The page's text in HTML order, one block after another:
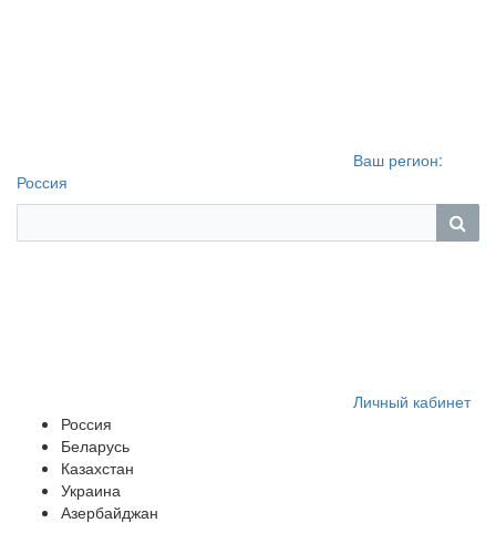
Ваш регион:
Россия
Личный кабинет
Россия
Беларусь
Казахстан
Украина
Азербайджан